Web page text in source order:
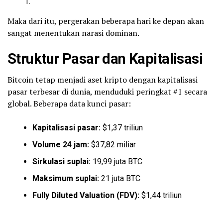
Maka dari itu, pergerakan beberapa hari ke depan akan
sangat menentukan narasi dominan.
Struktur Pasar dan Kapitalisasi
Bitcoin tetap menjadi aset kripto dengan kapitalisasi
pasar terbesar di dunia, menduduki peringkat #1 secara
global. Beberapa data kunci pasar:
Kapitalisasi pasar: $1,37 triliun
Volume 24 jam: $37,82 miliar
Sirkulasi suplai: 19,99 juta BTC
Maksimum suplai: 21 juta BTC
Fully Diluted Valuation (FDV): $1,44 triliun